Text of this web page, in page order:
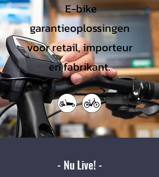
E-bike
garantieoplossingen
voor retail, importeur
en fabrikant.
- Nu Live! -